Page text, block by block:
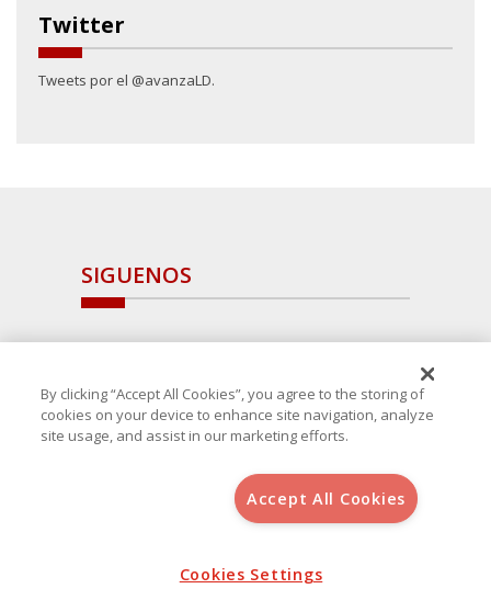
Twitter
Tweets por el @avanzaLD.
SIGUENOS
, S.L.U.(B-64405731) c/ San Norberto
Aviso Legal
Política de Cookies
By clicking “Accept All Cookies”, you agree to the storing of
cookies on your device to enhance site navigation, analyze
site usage, and assist in our marketing efforts.
Accept All Cookies
Cookies Settings